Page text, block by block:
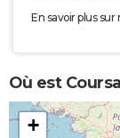
En savoir plus sur
Où est
+